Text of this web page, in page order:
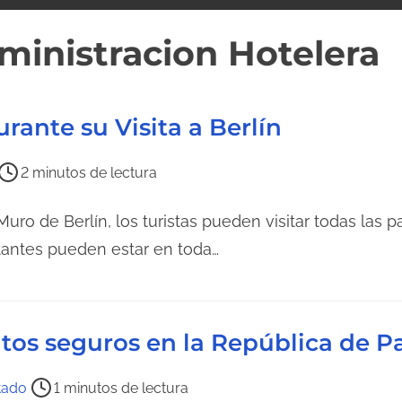
Hotelera
su Visita a Berlín
2 minutos de lectura
de Berlín, los turistas pueden visitar todas las
pueden estar en toda…
seguros en la República de
1 minutos de lectura